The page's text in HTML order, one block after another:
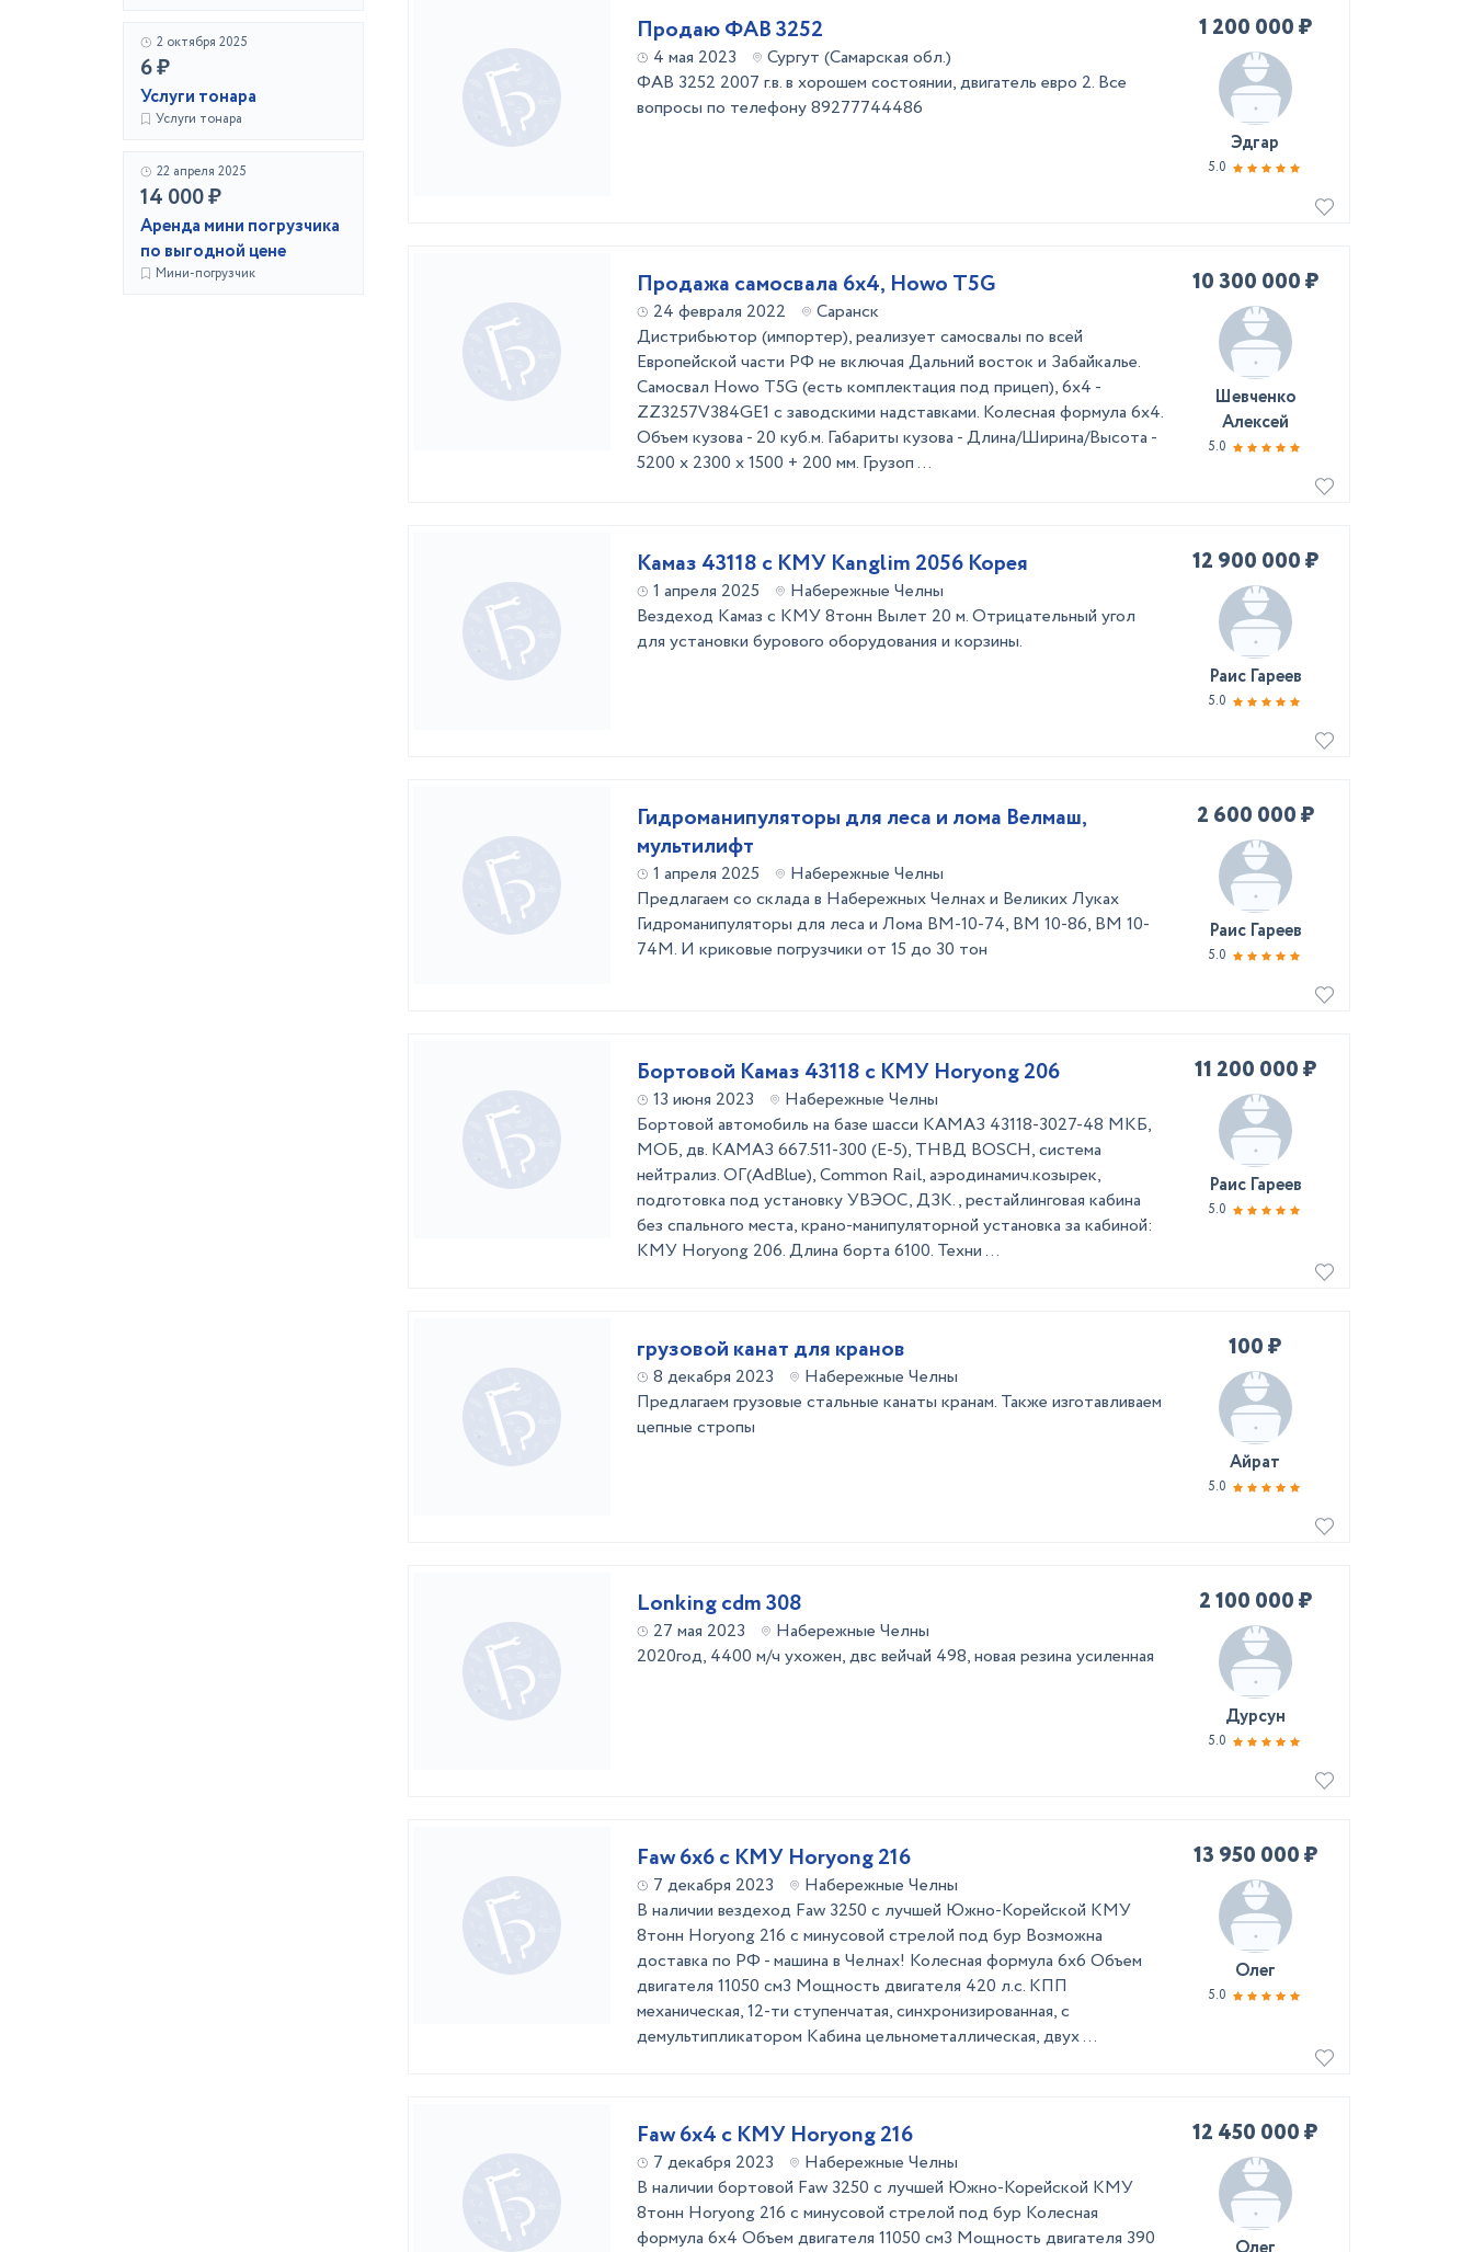
2 октября 2025
6 ₽
Услуги тонара
Услуги тонара
22 апреля 2025
14 000 ₽
Аренда мини погрузчика
по выгодной цене
Мини-погрузчик
Продаю ФАВ 3252
4 мая 2023
Сургут (Самарская обл.)
ФАВ 3252 2007 г.в. в хорошем состоянии, двигатель евро 2. Все
вопросы по телефону 89277744486
1 200 000 ₽
Эдгар
5.0
Продажа самосвала 6х4, Howo T5G
24 февраля 2022
Саранск
Дистрибьютор (импортер), реализует самосвалы по всей
Европейской части РФ не включая Дальний восток и Забайкалье.
Самосвал Howo T5G (есть комплектация под прицеп), 6х4 -
ZZ3257V384GE1 с заводскими надставками. Колесная формула 6х4.
Объем кузова - 20 куб.м. Габариты кузова - Длина/Ширина/Высота -
5200 x 2300 х 1500 + 200 мм. Грузоп ...
10 300 000 ₽
Шевченко
Алексей
5.0
Камаз 43118 с КМУ Kanglim 2056 Корея
1 апреля 2025
Набережные Челны
Вездеход Камаз с КМУ 8тонн Вылет 20 м. Отрицательный угол
для установки бурового оборудования и корзины.
12 900 000 ₽
Раис Гареев
5.0
Гидроманипуляторы для леса и лома Велмаш,
мультилифт
1 апреля 2025
Набережные Челны
Предлагаем со склада в Набережных Челнах и Великих Луках
Гидроманипуляторы для леса и Лома ВМ-10-74, ВМ 10-86, ВМ 10-
74М. И криковые погрузчики от 15 до 30 тон
2 600 000 ₽
Раис Гареев
5.0
Бортовой Камаз 43118 с КМУ Horyong 206
13 июня 2023
Набережные Челны
Бортовой автомобиль на базе шасси КАМАЗ 43118-3027-48 МКБ,
МОБ, дв. КАМАЗ 667.511-300 (Е-5), ТНВД BOSCH, система
нейтрализ. ОГ(AdBlue), Common Rail, аэродинамич.козырек,
подготовка под установку УВЭОС, ДЗК. , рестайлинговая кабина
без спального места, крано-манипуляторной установка за кабиной:
КМУ Horyong 206. Длина борта 6100. Техни ...
11 200 000 ₽
Раис Гареев
5.0
грузовой канат для кранов
8 декабря 2023
Набережные Челны
Предлагаем грузовые стальные канаты кранам. Также изготавливаем
цепные стропы
100 ₽
Айрат
5.0
Lonking cdm 308
27 мая 2023
Набережные Челны
2020год, 4400 м/ч ухожен, двс вейчай 498, новая резина усиленная
2 100 000 ₽
Дурсун
5.0
Faw 6x6 с КМУ Horyong 216
7 декабря 2023
Набережные Челны
В наличии вездеход Faw 3250 c лучшей Южно-Корейской КМУ
8тонн Horyong 216 с минусовой стрелой под бур Возможна
доставка по РФ - машина в Челнах! Колесная формула 6х6 Объем
двигателя 11050 см3 Мощность двигателя 420 л.с. КПП
механическая, 12-ти ступенчатая, синхронизированная, с
демультипликатором Кабина цельнометаллическая, двух ...
13 950 000 ₽
Олег
5.0
Faw 6x4 с КМУ Horyong 216
7 декабря 2023
Набережные Челны
В наличии бортовой Faw 3250 c лучшей Южно-Корейской КМУ
8тонн Horyong 216 с минусовой стрелой под бур Колесная
формула 6х4 Объем двигателя 11050 см3 Мощность двигателя 390
12 450 000 ₽